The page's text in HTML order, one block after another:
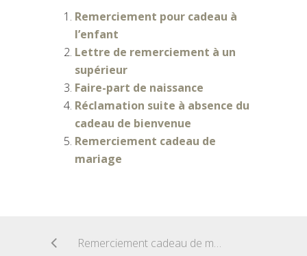
Remerciement pour cadeau à
l’enfant
Lettre de remerciement à un
supérieur
Faire-part de naissance
Réclamation suite à absence du
cadeau de bienvenue
Remerciement cadeau de
mariage
Remerciement cadeau de mariage